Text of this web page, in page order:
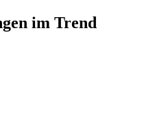
im Trend